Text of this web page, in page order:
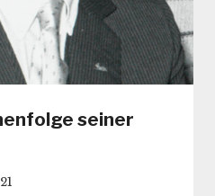
seiner